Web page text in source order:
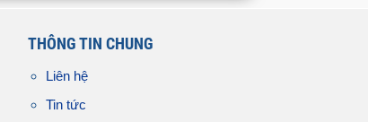
THÔNG TIN CHUNG
Liên hệ
Tin tức